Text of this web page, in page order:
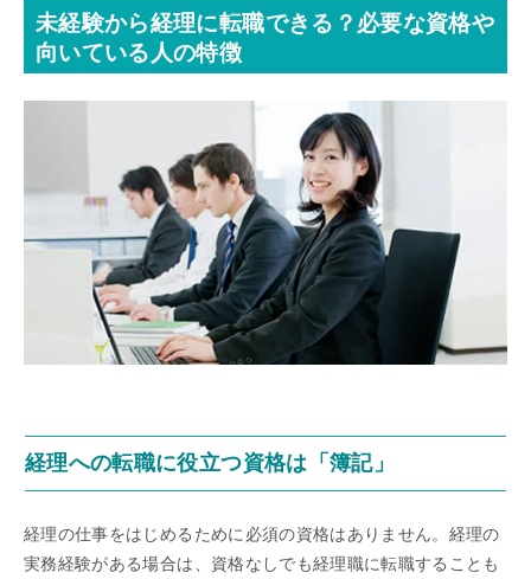
未経験から経理に転職できる？必要な資格や
向いている人の特徴
経理への転職に役立つ資格は「簿記」
経理の仕事をはじめるために必須の資格はありません。経理の
実務経験がある場合は、資格なしでも経理職に転職することも